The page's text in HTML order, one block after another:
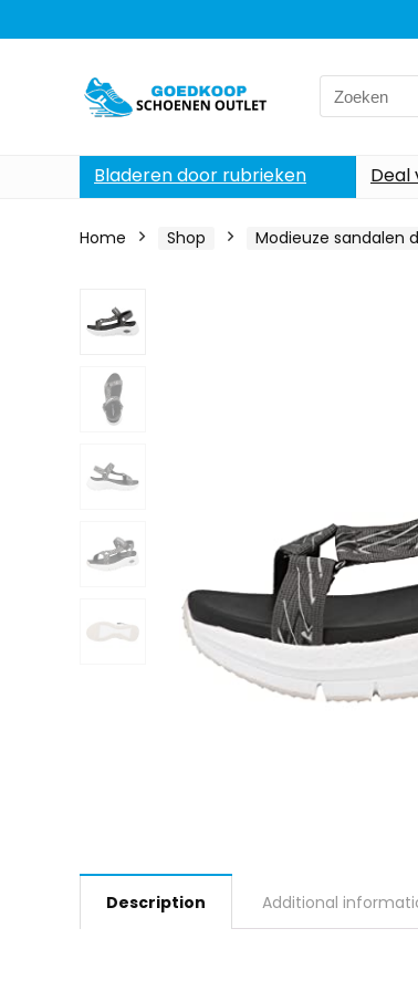
Search
for:
Bladeren door rubrieken Deal
Home Shop Modieuze sandalen
Description Additional